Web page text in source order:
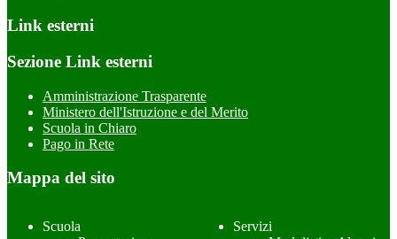
Link esterni
Sezione Link esterni
Amministrazione Trasparente
Ministero dell'Istruzione e del Merito
Scuola in Chiaro
Pago in Rete
Mappa del sito
Scuola
Servizi